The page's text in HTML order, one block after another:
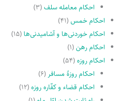
احکام معامله سلف(۳)
احکام خمس(۴۱)
احکام خوردنی‌ها و آشامیدنی‌ها(۱۵)
احکام رهن(۱)
احکام روزه(۵۴)
احکام روزۀ مسافر (۶)
احکام قضاء و کفّاره روزه(۱۲)